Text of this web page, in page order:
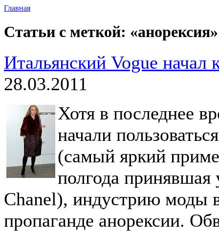
Главная
Статьи с меткой: «анорексия»
Итальянский Vogue начал
28.03.2011
Хотя в последнее
начали
(самый яркий
полгода принявшая
Chanel), индустрию моды
пропаганде анорексии.